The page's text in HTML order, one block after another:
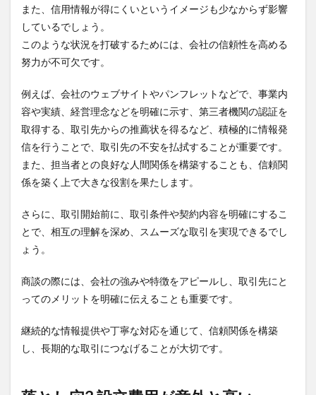
また、信用情報が得にくいというイメージも少なからず影響
しているでしょう。
このような状況を打破するためには、会社の信頼性を高める
努力が不可欠です。
例えば、会社のウェブサイトやパンフレットなどで、事業内
容や実績、経営理念などを明確に示す、第三者機関の認証を
取得する、取引先からの推薦状を得るなど、積極的に情報発
信を行うことで、取引先の不安を払拭することが重要です。
また、担当者との良好な人間関係を構築することも、信頼関
係を築く上で大きな役割を果たします。
さらに、取引開始前に、取引条件や契約内容を明確にするこ
とで、相互の理解を深め、スムーズな取引を実現できるでし
ょう。
商談の際には、会社の強みや特徴をアピールし、取引先にと
ってのメリットを明確に伝えることも重要です。
継続的な情報提供や丁寧な対応を通じて、信頼関係を構築
し、長期的な取引につなげることが大切です。